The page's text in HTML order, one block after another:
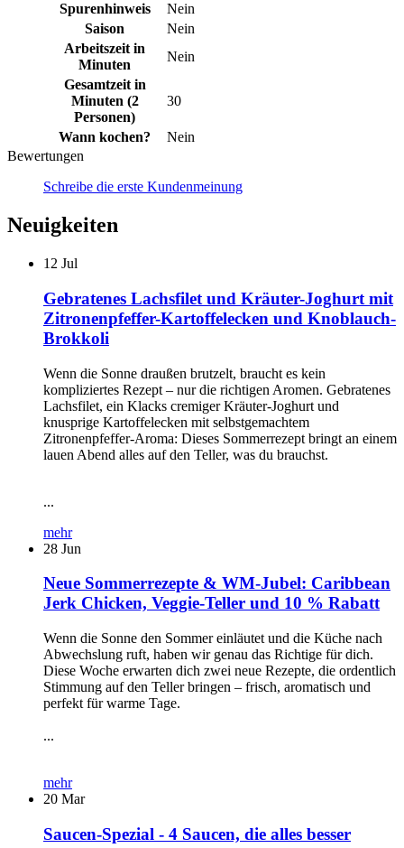
Spurenhinweis
Nein
Saison
Nein
Arbeitszeit in
Minuten
Nein
Gesamtzeit in
Minuten (2
Personen)
30
Wann kochen?
Nein
Bewertungen
Schreibe die erste Kundenmeinung
Neuigkeiten
12 Jul
Gebratenes Lachsfilet und Kräuter-Joghurt mit
Zitronenpfeffer-Kartoffelecken und Knoblauch-
Brokkoli
Wenn die Sonne draußen brutzelt, braucht es kein
kompliziertes Rezept – nur die richtigen Aromen. Gebratenes
Lachsfilet, ein Klacks cremiger Kräuter-Joghurt und
knusprige Kartoffelecken mit selbstgemachtem
Zitronenpfeffer-Aroma: Dieses Sommerrezept bringt an einem
lauen Abend alles auf den Teller, was du brauchst.
...
mehr
28 Jun
Neue Sommerrezepte & WM-Jubel: Caribbean
Jerk Chicken, Veggie-Teller und 10 % Rabatt
Wenn die Sonne den Sommer einläutet und die Küche nach
Abwechslung ruft, haben wir genau das Richtige für dich.
Diese Woche erwarten dich zwei neue Rezepte, die ordentlich
Stimmung auf den Teller bringen – frisch, aromatisch und
perfekt für warme Tage.
...
mehr
20 Mar
Saucen-Spezial - 4 Saucen, die alles besser